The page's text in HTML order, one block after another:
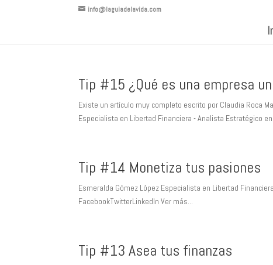
info@laguiadelavida.com
Tip #15 ¿Qué es una empresa
Existe un artículo muy completo escrito por Claudia Roca
Especialista en Libertad Financiera - Analista Estratégico
Tip #14 Monetiza tus pasiones
Esmeralda Gómez López Especialista en Libertad
FacebookTwitterLinkedIn Ver más...
Tip #13 Asea tus finanzas